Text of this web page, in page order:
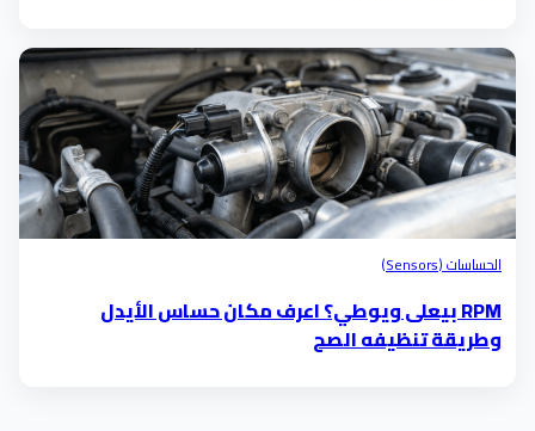
الحساسات (Sensors)
RPM بيعلى ويوطي؟ اعرف مكان حساس الأيدل
وطريقة تنظيفه الصح